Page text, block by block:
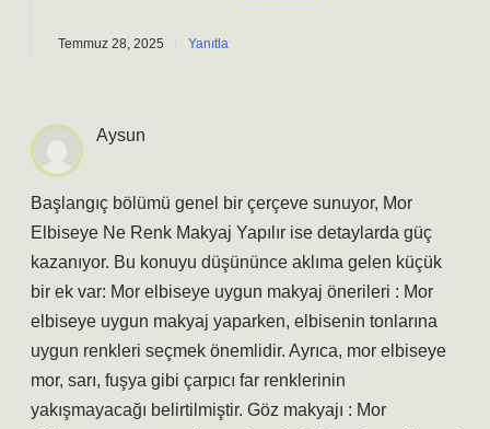
Temmuz 28, 2025 Yanıtla
Aysun
Başlangıç bölümü genel bir çerçeve sunuyor, Mor
Elbiseye Ne Renk Makyaj Yapılır ise detaylarda güç
kazanıyor. Bu konuyu düşününce aklıma gelen küçük
bir ek var: Mor elbiseye uygun makyaj önerileri : Mor
elbiseye uygun makyaj yaparken, elbisenin tonlarına
uygun renkleri seçmek önemlidir. Ayrıca, mor elbiseye
mor, sarı, fuşya gibi çarpıcı far renklerinin
yakışmayacağı belirtilmiştir. Göz makyajı : Mor